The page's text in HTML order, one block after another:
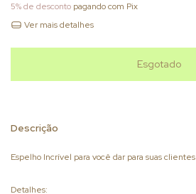
5% de desconto pagando com Pix
Ver mais detalhes
Descrição
Espelho Incrível para você dar para suas clientes
Detalhes: